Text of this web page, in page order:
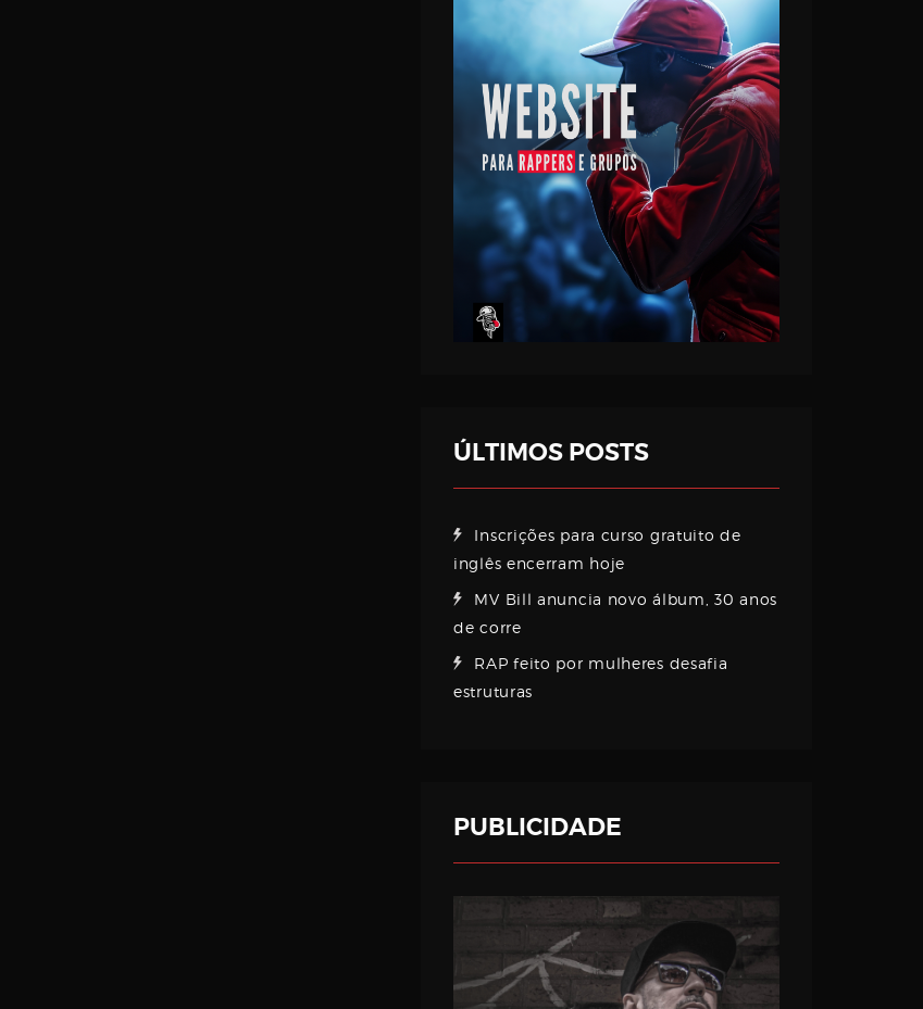
ÚLTIMOS POSTS
Inscrições para curso gratuito de
inglês encerram hoje
MV Bill anuncia novo álbum, 30 anos
de corre
RAP feito por mulheres desafia
estruturas
PUBLICIDADE